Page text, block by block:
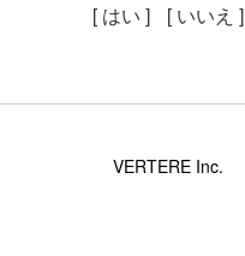
[ はい ] [ いいえ ]
VERTERE Inc.